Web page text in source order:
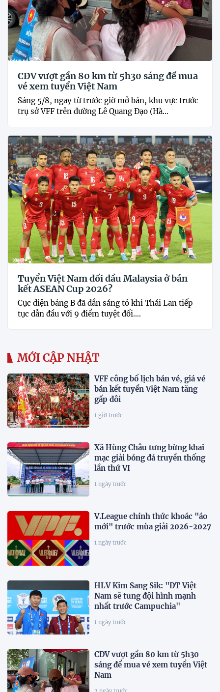
CĐV vượt gần 80 km từ 5h30 sáng để mua
vé xem tuyển Việt Nam
Sáng 5/8, ngay từ trước giờ mở bán, khu vực trước
trụ sở VFF trên đường Lê Quang Đạo (Hà...
Tuyển Việt Nam đối đầu Malaysia ở bán
kết ASEAN Cup 2026?
Cục diện bảng B đã dần sáng tỏ khi Thái Lan tiếp
tục dẫn đầu với 9 điểm tuyệt đối....
MỚI CẬP NHẬT
VFF công bố lịch bán vé, giá vé
bán kết tuyển Việt Nam tăng
gấp đôi
1 giờ trước
Xã Hùng Châu tưng bừng khai
mạc giải bóng đá truyền thống
lần thứ VI
1 ngày trước
V.League chính thức khoác "áo
mới" trước mùa giải 2026-2027
1 ngày trước
HLV Kim Sang Sik: "ĐT Việt
Nam sẽ tung đội hình mạnh
nhất trước Campuchia"
1 ngày trước
CĐV vượt gần 80 km từ 5h30
sáng để mua vé xem tuyển Việt
Nam